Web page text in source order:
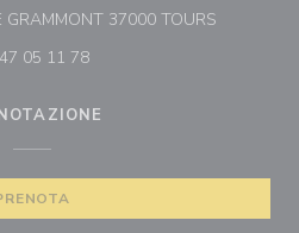
GRAMMONT 37000 TOURS((apre una
05 11 78